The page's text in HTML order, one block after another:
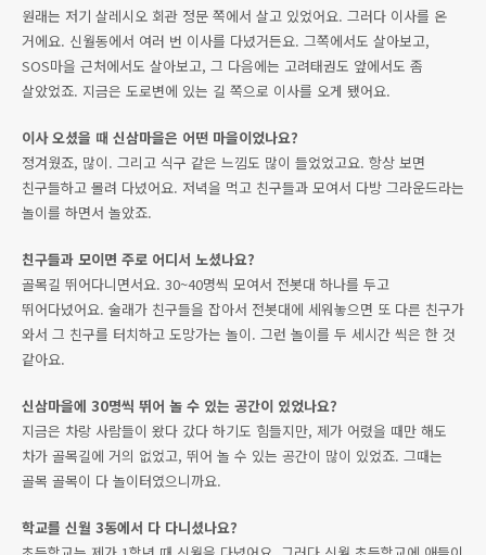
원래는 저기 살레시오 회관 정문 쪽에서 살고 있었어요. 그러다 이사를 온
거에요. 신월동에서 여러 번 이사를 다녔거든요. 그쪽에서도 살아보고,
SOS마을 근처에서도 살아보고, 그 다음에는 고려태권도 앞에서도 좀
살았었죠. 지금은 도로변에 있는 길 쪽으로 이사를 오게 됐어요.
이사 오셨을 때 신삼마을은 어떤 마을이었나요?
정겨웠죠, 많이. 그리고 식구 같은 느낌도 많이 들었었고요. 항상 보면
친구들하고 몰려 다녔어요. 저녁을 먹고 친구들과 모여서 다방 그라운드라는
놀이를 하면서 놀았죠.
친구들과 모이면 주로 어디서 노셨나요?
골목길 뛰어다니면서요. 30~40명씩 모여서 전봇대 하나를 두고
뛰어다녔어요. 술래가 친구들을 잡아서 전봇대에 세워놓으면 또 다른 친구가
와서 그 친구를 터치하고 도망가는 놀이. 그런 놀이를 두 세시간 씩은 한 것
같아요.
신삼마을에 30명씩 뛰어 놀 수 있는 공간이 있었나요?
지금은 차랑 사람들이 왔다 갔다 하기도 힘들지만, 제가 어렸을 때만 해도
차가 골목길에 거의 없었고, 뛰어 놀 수 있는 공간이 많이 있었죠. 그때는
골목 골목이 다 놀이터였으니까요.
학교를 신월 3동에서 다 다니셨나요?